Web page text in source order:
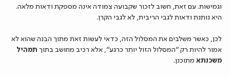
וגמישות. עם זאת, חשוב לזכור שקבועה צמודה אינה מספקת ודאות מלאה.
היא נותנת ודאות לגבי הריבית, לא לגבי הקרן.
לכן, כאשר משלבים את המסלול הזה, כדאי לעשות זאת מתוך הבנה שהוא לא
אמור להיות רק “המסלול הזול יותר כרגע”, אלא רכיב מחושב בתוך תמהיל
משכנתא מתוכנן.